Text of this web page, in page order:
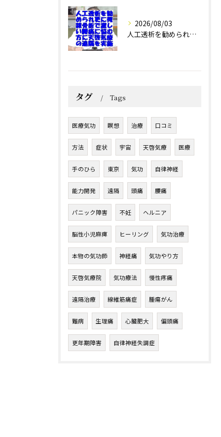
2026/08/03
人工透析を勧められ更に複雑骨折で激しい腰痛に悩む方に天啓気療の遠隔を実施
タグ Tags
医療気功 瞑想 治療 口コミ
方法 症状 宇宙 天啓気療 医療
手のひら 東京 気功 自律神経
能力開発 遠隔 頭痛 腰痛
パニック障害 不妊 ヘルニア
脳性小児麻痺 ヒーリング 気功治療
本物の気功師 神経痛 気功やり方
天啓気療院 気功療法 慢性疼痛
遠隔治療 線維筋痛症 腫瘍がん
難病 生理痛 心臓肥大 偏頭痛
更年期障害 自律神経失調症